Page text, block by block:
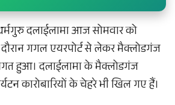
दलाईलामा आज सोमवार को
गगल एयरपोर्ट से लेकर मैक्लोडगंज
हुआ। दलाईलामा के मैक्लोडगंज
कारोबारियों के चेहरे भी खिल गए हैं।